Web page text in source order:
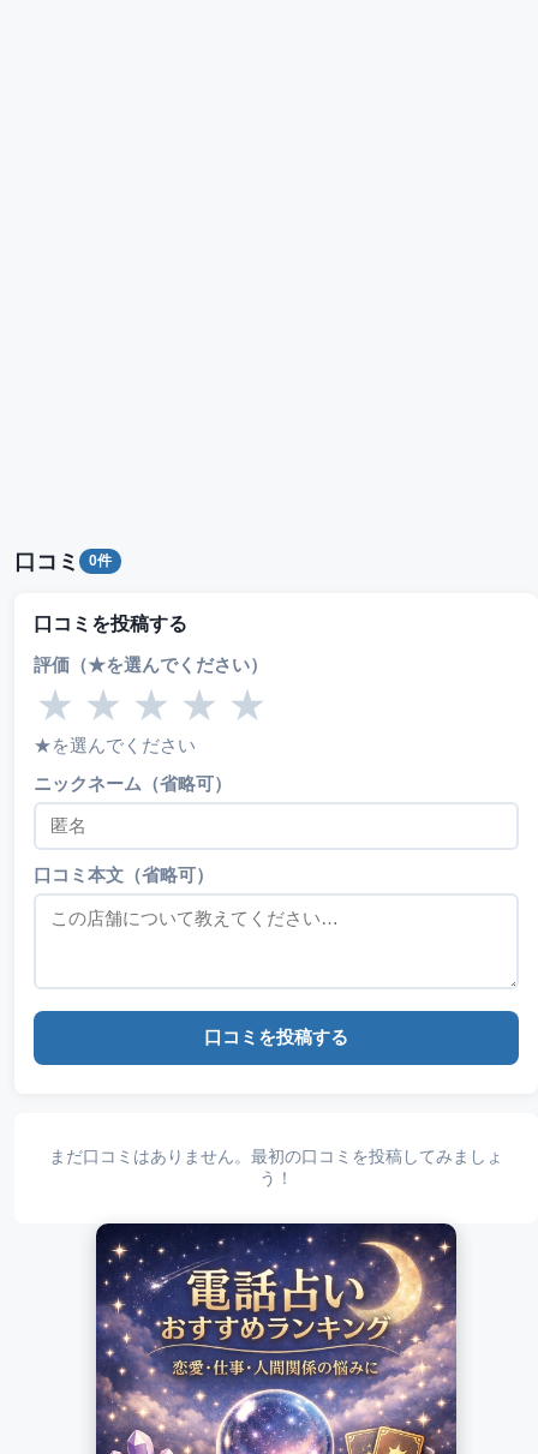
口コミ 0件
口コミを投稿する
評価（★を選んでください）
★ ★ ★ ★ ★
★を選んでください
ニックネーム（省略可）
口コミ本文（省略可）
口コミを投稿する
まだ口コミはありません。最初の口コミを投稿してみましょ
う！